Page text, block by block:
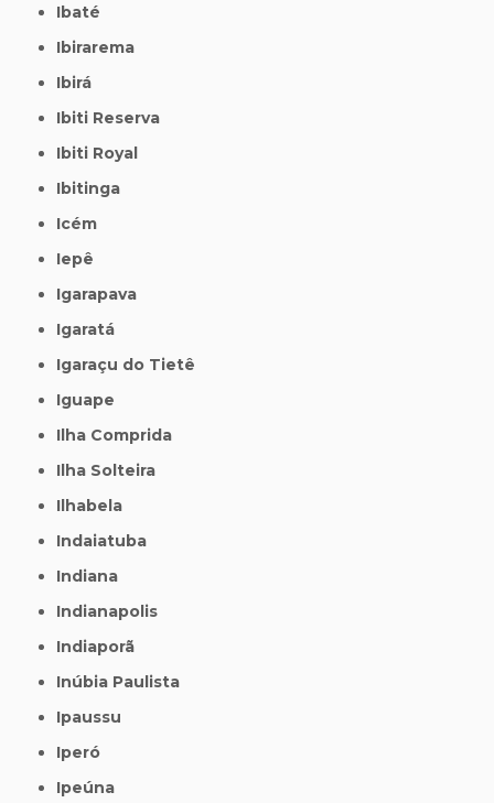
Ibaté
Ibirarema
Ibirá
Ibiti Reserva
Ibiti Royal
Ibitinga
Icém
Iepê
Igarapava
Igaratá
Igaraçu do Tietê
Iguape
Ilha Comprida
Ilha Solteira
Ilhabela
Indaiatuba
Indiana
Indianapolis
Indiaporã
Inúbia Paulista
Ipaussu
Iperó
Ipeúna